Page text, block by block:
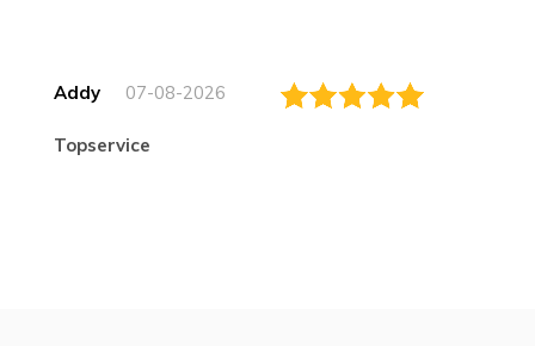
Addy 07-08-2026
topservice